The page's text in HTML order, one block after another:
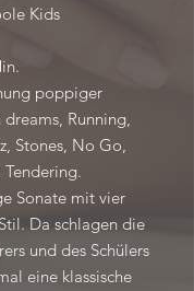
Kids
poppiger
Running,
Stones, No Go,
Tendering.
Sonate mit vier
Da schlagen die
und des Schülers
eine klassische